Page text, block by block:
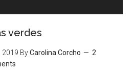
verdes
2019 ByCarolina Corcho
2